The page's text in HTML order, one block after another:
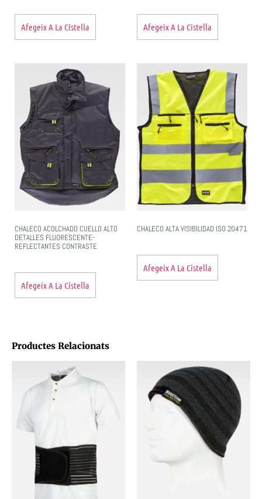
Afegeix A La Cistella Afegeix A La Cistella
CHALECO ACOLCHADO CUELLO ALTO
DETALLES FLUORESCENTE-
REFLECTANTES CONTRASTE
Afegeix A La Cistella
CHALECO ALTA VISIBILIDAD ISO 20471
Afegeix A La Cistella
Productes Relacionats